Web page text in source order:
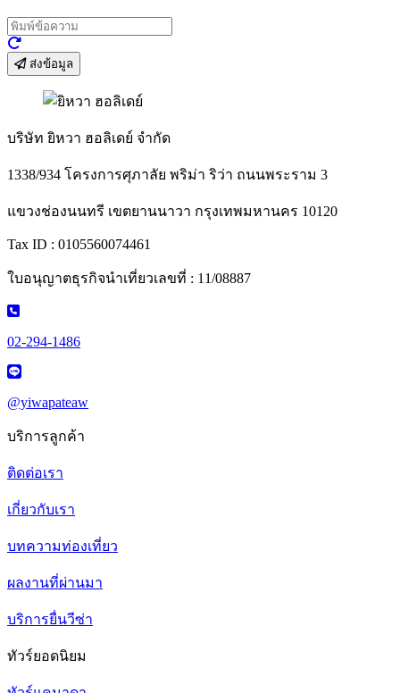
ส่งข้อมูล
บริษัท ยิหวา ฮอลิเดย์ จำกัด
1338/934 โครงการศุภาลัย พริม่า ริว่า ถนนพระราม 3
แขวงช่องนนทรี เขตยานนาวา กรุงเทพมหานคร 10120
Tax ID : 0105560074461
ใบอนุญาตธุรกิจนำเที่ยวเลขที่ : 11/08887
02-294-1486
@yiwapateaw
บริการลูกค้า
ติดต่อเรา
เกี่ยวกับเรา
บทความท่องเที่ยว
ผลงานที่ผ่านมา
บริการยื่นวีซ่า
ทัวร์ยอดนิยม